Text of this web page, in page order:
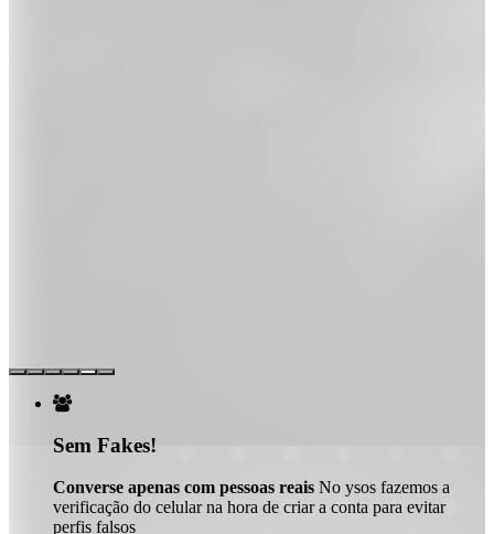

Sem Fakes!
Converse apenas com pessoas reais No ysos fazemos a
verificação do celular na hora de criar a conta para evitar
perfis falsos